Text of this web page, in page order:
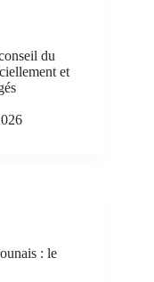
du
et
: le